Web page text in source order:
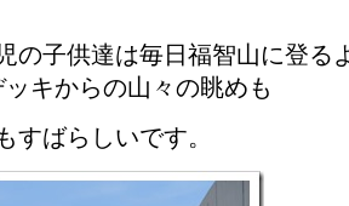
の子供達は毎日福智山に登る
ッキからの山々の眺めも
すばらしいです。